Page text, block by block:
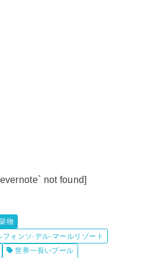
not found]
物
フォンソ·デル·マールリゾート
世界一長いプール